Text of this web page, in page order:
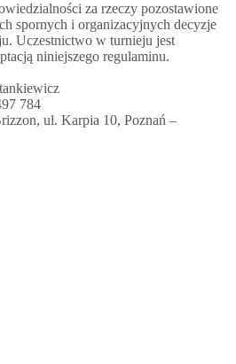
za rzeczy pozostawione
spornych i organizacyjnych decyzje
Uczestnictwo w turnieju jest
niniejszego regulaminu.
784
ul. Karpia 10, Poznań –